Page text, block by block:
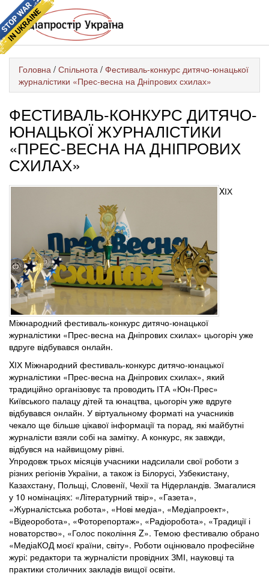
Головна / Спільнота / Фестиваль-конкурс дитячо-юнацької
журналістики «Прес-весна на Дніпрових схилах»
ФЕСТИВАЛЬ-КОНКУРС ДИТЯЧО-
ЮНАЦЬКОЇ ЖУРНАЛІСТИКИ
«ПРЕС-ВЕСНА НА ДНІПРОВИХ
СХИЛАХ»
XІХ
Міжнародний фестиваль-конкурс дитячо-юнацької
журналістики «Прес-весна на Дніпрових схилах» цьогоріч уже
вдруге відбувався онлайн.
XІХ Міжнародний фестиваль-конкурс дитячо-юнацької
журналістики «Прес-весна на Дніпрових схилах», який
традиційно організовує та проводить ІТА «Юн-Прес»
Київського палацу дітей та юнацтва, цьогоріч уже вдруге
відбувався онлайн. У віртуальному форматі на учасників
чекало ще більше цікавої інформації та порад, які майбутні
журналісти взяли собі на замітку. А конкурс, як завжди,
відбувся на найвищому рівні.
Упродовж трьох місяців учасники надсилали свої роботи з
різних регіонів України, а також із Білорусі, Узбекистану,
Казахстану, Польщі, Словенії, Чехії та Нідерландів. Змагалися
у 10 номінаціях: «Літературний твір», «Газета»,
«Журналістська робота», «Нові медіа», «Медіапроект»,
«Відеоробота», «Фоторепортаж», «Радіоробота», «Традиції і
новаторство», «Голос покоління Z». Темою фестивалю обрано
«МедіаКОД моєї країни, світу». Роботи оцінювало професійне
журі: редактори та журналісти провідних ЗМІ, науковці та
практики столичних закладів вищої освіти.